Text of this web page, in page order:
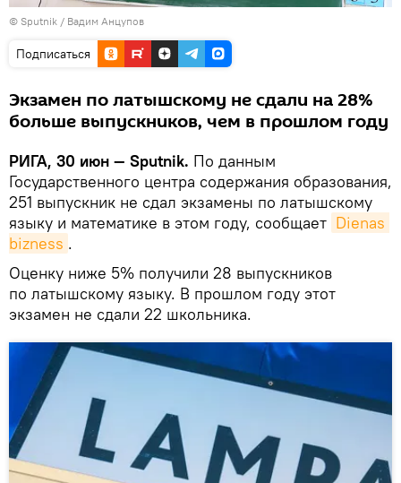
© Sputnik / Вадим Анцупов
Подписаться
Экзамен по латышскому не сдали на 28%
больше выпускников, чем в прошлом году
РИГА, 30 июн — Sputnik. По данным
Государственного центра содержания образования,
251 выпускник не сдал экзамены по латышскому
языку и математике в этом году, сообщает Dienas
bizness .
Оценку ниже 5% получили 28 выпускников
по латышскому языку. В прошлом году этот
экзамен не сдали 22 школьника.